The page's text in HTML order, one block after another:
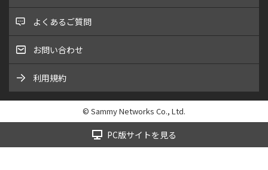
よくあるご質問
お問い合わせ
利用規約
© Sammy Networks Co., Ltd.
PC版サイトを見る